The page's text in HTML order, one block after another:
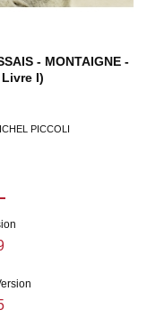
- MONTAIGNE -
I)
PICCOLI